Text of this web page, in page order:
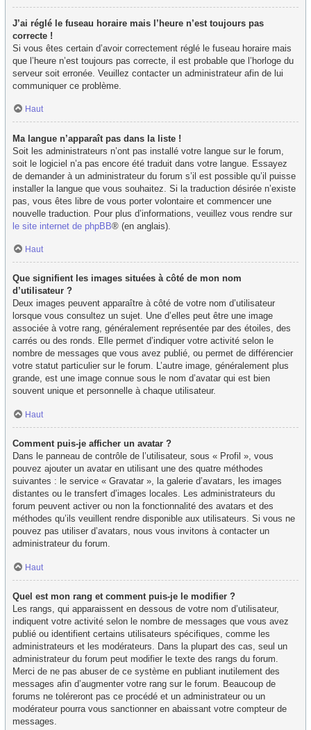
J’ai réglé le fuseau horaire mais l’heure n’est toujours pas
correcte !
Si vous êtes certain d’avoir correctement réglé le fuseau horaire mais
que l’heure n’est toujours pas correcte, il est probable que l’horloge du
serveur soit erronée. Veuillez contacter un administrateur afin de lui
communiquer ce problème.
Haut
Ma langue n’apparaît pas dans la liste !
Soit les administrateurs n’ont pas installé votre langue sur le forum,
soit le logiciel n’a pas encore été traduit dans votre langue. Essayez
de demander à un administrateur du forum s’il est possible qu’il puisse
installer la langue que vous souhaitez. Si la traduction désirée n’existe
pas, vous êtes libre de vous porter volontaire et commencer une
nouvelle traduction. Pour plus d’informations, veuillez vous rendre sur
le site internet de phpBB® (en anglais).
Haut
Que signifient les images situées à côté de mon nom
d’utilisateur ?
Deux images peuvent apparaître à côté de votre nom d’utilisateur
lorsque vous consultez un sujet. Une d’elles peut être une image
associée à votre rang, généralement représentée par des étoiles, des
carrés ou des ronds. Elle permet d’indiquer votre activité selon le
nombre de messages que vous avez publié, ou permet de différencier
votre statut particulier sur le forum. L’autre image, généralement plus
grande, est une image connue sous le nom d’avatar qui est bien
souvent unique et personnelle à chaque utilisateur.
Haut
Comment puis-je afficher un avatar ?
Dans le panneau de contrôle de l’utilisateur, sous « Profil », vous
pouvez ajouter un avatar en utilisant une des quatre méthodes
suivantes : le service « Gravatar », la galerie d’avatars, les images
distantes ou le transfert d’images locales. Les administrateurs du
forum peuvent activer ou non la fonctionnalité des avatars et des
méthodes qu’ils veuillent rendre disponible aux utilisateurs. Si vous ne
pouvez pas utiliser d’avatars, nous vous invitons à contacter un
administrateur du forum.
Haut
Quel est mon rang et comment puis-je le modifier ?
Les rangs, qui apparaissent en dessous de votre nom d’utilisateur,
indiquent votre activité selon le nombre de messages que vous avez
publié ou identifient certains utilisateurs spécifiques, comme les
administrateurs et les modérateurs. Dans la plupart des cas, seul un
administrateur du forum peut modifier le texte des rangs du forum.
Merci de ne pas abuser de ce système en publiant inutilement des
messages afin d’augmenter votre rang sur le forum. Beaucoup de
forums ne toléreront pas ce procédé et un administrateur ou un
modérateur pourra vous sanctionner en abaissant votre compteur de
messages.